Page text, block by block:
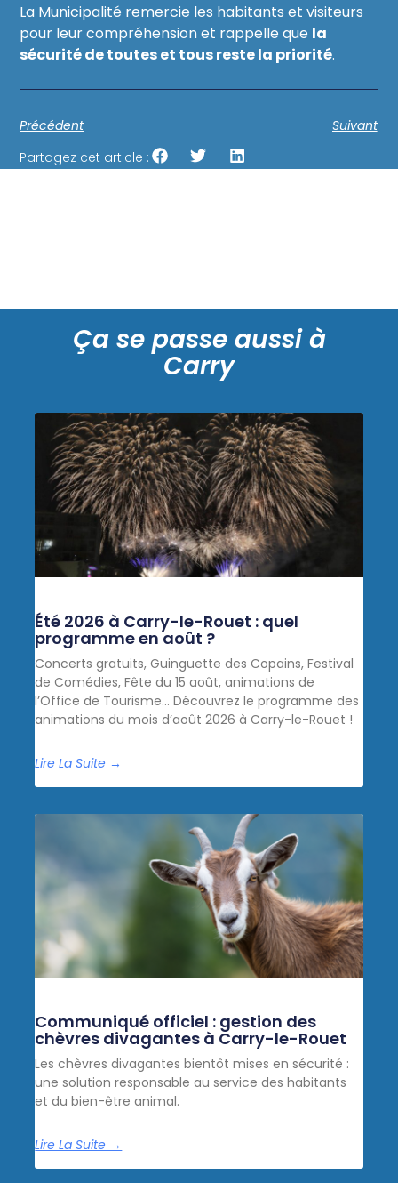
La Municipalité remercie les habitants et visiteurs
pour leur compréhension et rappelle que la
sécurité de toutes et tous reste la priorité.
Précédent
Suivant
Partagez cet article :
Ça se passe aussi à
Carry
Été 2026 à Carry-le-Rouet : quel
programme en août ?
Concerts gratuits, Guinguette des Copains, Festival
de Comédies, Fête du 15 août, animations de
l’Office de Tourisme… Découvrez le programme des
animations du mois d’août 2026 à Carry-le-Rouet !
Lire La Suite →
Communiqué officiel : gestion des
chèvres divagantes à Carry-le-Rouet
Les chèvres divagantes bientôt mises en sécurité :
une solution responsable au service des habitants
et du bien-être animal.
Lire La Suite →